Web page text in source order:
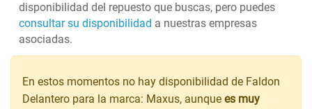
disponibilidad del repuesto que buscas, pero puedes
consultar su disponibilidad a nuestras empresas
asociadas.
En estos momentos no hay disponibilidad de Faldon
Delantero para la marca: Maxus, aunque es muy